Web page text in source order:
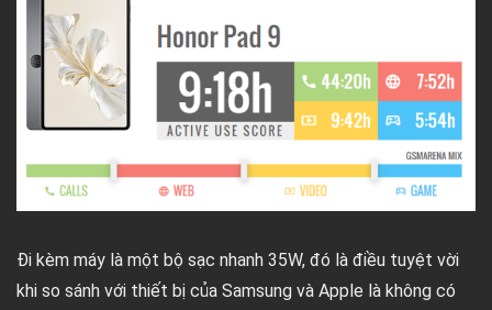
Đi kèm máy là một bộ sạc nhanh 35W, đó là điều tuyệt vời
khi so sánh với thiết bị của Samsung và Apple là không có